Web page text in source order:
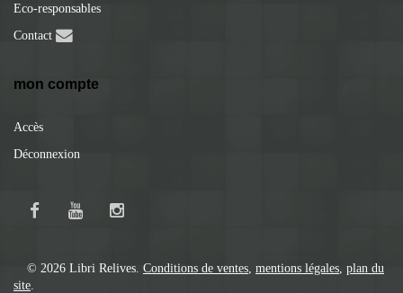
Eco-responsables
Contact
mon compte
Accès
Déconnexion
© 2026 Libri Relives. Conditions de ventes mentions légales plan du
site